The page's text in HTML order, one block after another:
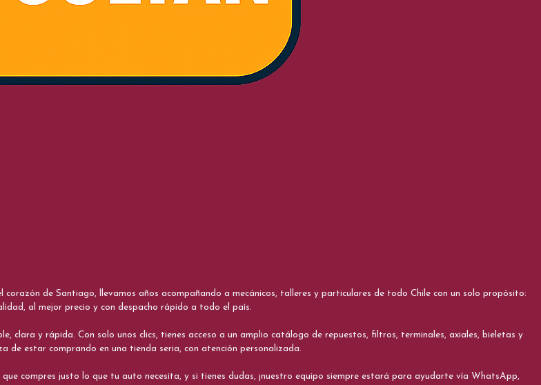
corazón de Santiago, llevamos años acompañando a mecánicos, talleres y particulares de todo Chile con un solo propósito:
al mejor precio y con despacho rápido a todo el país.
clara y rápida. Con solo unos clics, tienes acceso a un amplio catálogo de repuestos, filtros, terminales, axiales, bieletas y
de estar comprando en una tienda seria, con atención personalizada.
compres justo lo que tu auto necesita, y si tienes dudas, ¡nuestro equipo siempre estará para ayudarte vía WhatsApp,